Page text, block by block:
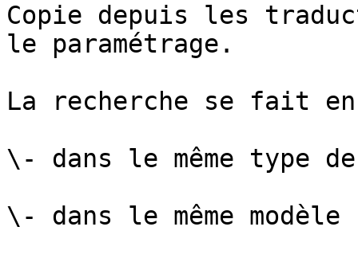
Copie depuis les
le paramétrage.
La recherche se fait
\- dans le même type
\- dans le même modèle